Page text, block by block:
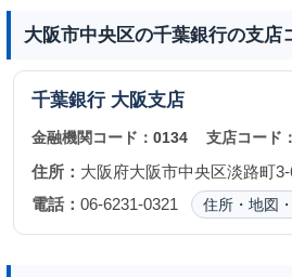
大阪市中央区の千葉銀行の支店
千葉銀行 大阪支店
金融機関コード： 0134 支店コード
住所： 大阪府大阪市中央区淡路町
電話： 06-6231-0321 住所・地図